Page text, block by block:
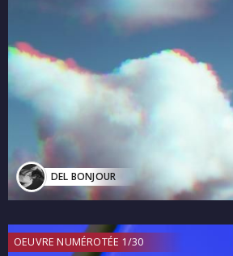
DEL BONJOUR
OEUVRE NUMÉROTÉE 1/30